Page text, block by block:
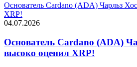
Основатель Cardano (ADA) Чарльз
XRP!
04.07.2026
Основатель Cardano (ADA)
высоко оценил XRP!